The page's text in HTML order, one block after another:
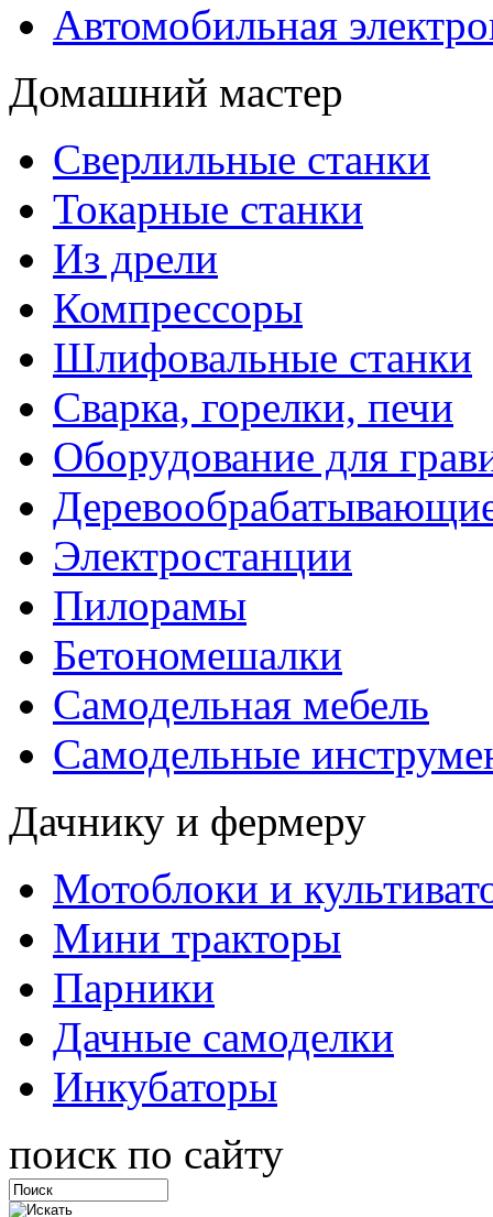
Автомобильная
Домашний мастер
Сверлильные станки
Токарные станки
Из дрели
Компрессоры
Шлифовальные станки
Сварка, горелки, печи
Оборудование для
Электростанции
Пилорамы
Бетономешалки
Самодельная мебель
Самодельные
Дачнику и фермеру
Мотоблоки и
Мини тракторы
Парники
Дачные самоделки
Инкубаторы
поиск по сайту